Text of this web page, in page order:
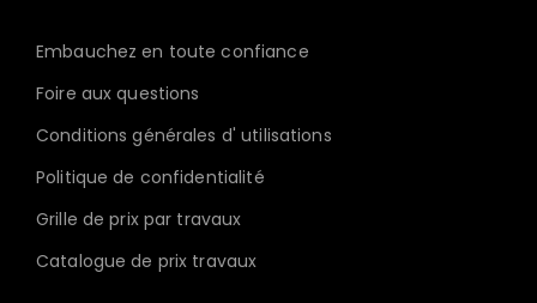
Embauchez en toute confiance
Foire aux questions
Conditions générales d' utilisations
Politique de confidentialité
Grille de prix par travaux
Catalogue de prix travaux